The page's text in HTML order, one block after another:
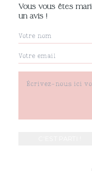
Vous vous êtes
un avis !